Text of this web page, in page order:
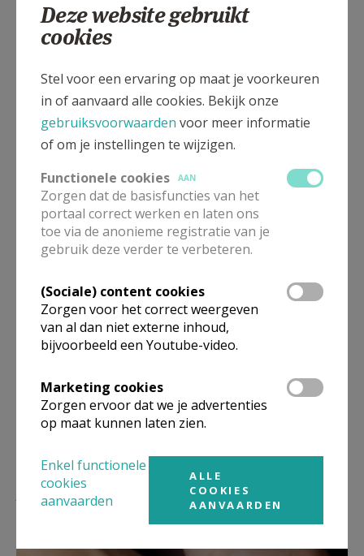
SO Heultje © MDR
Gepubliceerd door
Pastorale Eenheid HH Prisca en Aquila
Meer
Artikel
Deel dit artikel
Lees meer
Deze website gebruikt
cookies
Stel voor een ervaring op maat je voorkeuren
in of aanvaard alle cookies. Bekijk onze
gebruiksvoorwaarden voor meer informatie
of om je instellingen te wijzigen.
Functionele cookies
AAN
Zorgen dat de basisfuncties van het
portaal correct werken en laten ons
toe via de anonieme registratie van je
gebruik deze verder te verbeteren.
(Sociale) content cookies
Zorgen voor het correct weergeven
van al dan niet externe inhoud,
bijvoorbeeld een Youtube-video.
Marketing cookies
Zorgen ervoor dat we je advertenties
op maat kunnen laten zien.
Enkel functionele
cookies
aanvaarden
ALLE
COOKIES
AANVAARDEN